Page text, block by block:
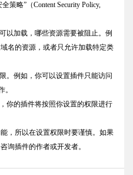
策略”（Content Security Policy,
以加载，哪些资源需要被阻止。例
名的资源，或者只允许加载特定类
。例如，你可以设置插件只能访问
。
你的插件将按照你设置的权限进行
，所以在设置权限时要谨慎。如果
询插件的作者或开发者。